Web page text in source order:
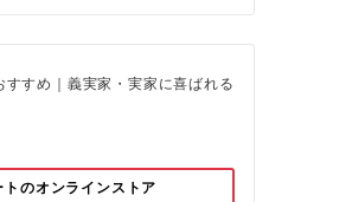
トのオンラインストア